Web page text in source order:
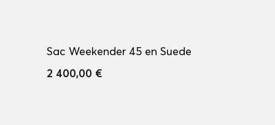
Sac Weekender 45 en Suede
2 400,00 €